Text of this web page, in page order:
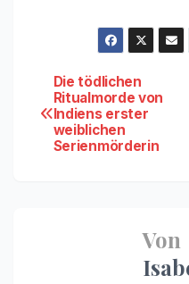
Die tödlichen
Ritualmorde von
Indiens erster
weiblichen
Serienmörderin
Von